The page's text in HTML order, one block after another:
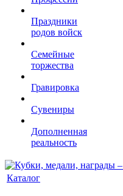
Праздники
родов войск
Семейные
торжества
Гравировка
Сувениры
Дополненная
реальность
Каталог